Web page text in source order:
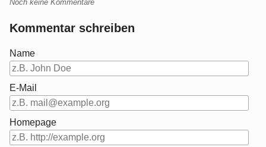
Noch keine Kommentare
Kommentar schreiben
Name
E-Mail
Homepage